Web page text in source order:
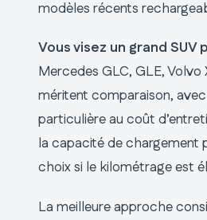
modèles récents
Vous visez un grand SUV
Mercedes GLC, GLE, Volvo
méritent comparaison,
particulière au coût
la capacité de chargement
choix si le kilométrage est
La meilleure approche